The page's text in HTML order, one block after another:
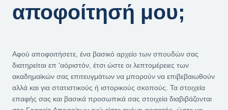
αποφοίτησή μου;
Αφού αποφοιτήσετε, ένα βασικό αρχείο των σπουδών σας
διατηρείται επ 'αόριστόν, έτσι ώστε οι λεπτομέρειες των
ακαδημαϊκών σας επιτευγμάτων να μπορούν να επιβεβαιωθούν
αλλά και για στατιστικούς ή ιστορικούς σκοπούς. Τα στοιχεία
επαφής σας και βασικά προσωπικά σας στοιχεία διαβιβάζονται